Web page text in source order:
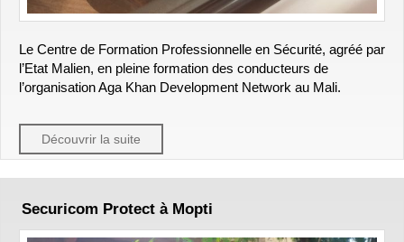
Le Centre de Formation Professionnelle en Sécurité, agréé par
l’Etat Malien, en pleine formation des conducteurs de
l’organisation Aga Khan Development Network au Mali.
Découvrir la suite
Securicom Protect à Mopti